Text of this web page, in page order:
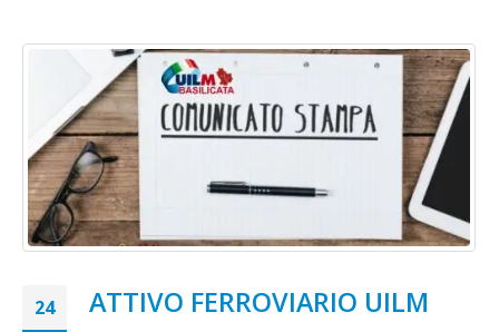
24 ATTIVO FERROVIARIO UILM